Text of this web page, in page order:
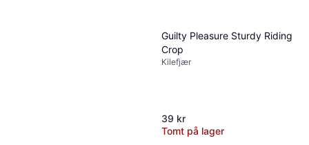
Guilty Pleasure Sturdy Riding
Crop
Kilefjær
39 kr
Tomt på lager